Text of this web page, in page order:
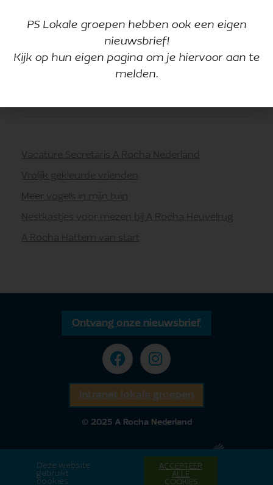
Vacature Secretaris A Rocha Nederland
Vrolijk gekleurde vrienden
Meer vogels in mijn tuin
Nestkastjes voor mezen bij A Rocha Heuvelrug
A Rocha Hattem van start
Ontvang onze nieuwsbrief
Intranet lokale groepen
© 2025 A Rocha Nederland
Deze website
gebruikt
cookies
ACCEPTEER
ALLE
COOKIES
PS Lokale groepen hebben ook een eigen
nieuwsbrief!
Kijk op hun eigen pagina om je hiervoor aan te
melden.